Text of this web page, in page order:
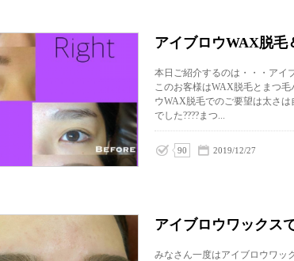
アイブロウWAX脱毛
本日ご紹介するのは・・・アイ
このお客様はWAX脱毛とまつ
ウWAX脱毛でのご要望は太さ
でした????まつ...
90 2019/12/27
アイブロウワックス
みなさん一度はアイブロウワッ